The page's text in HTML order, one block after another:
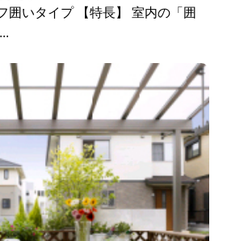
囲いタイプ 【特長】 室内の「囲